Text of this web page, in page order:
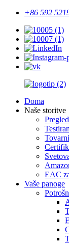
+86 592
Doma
Naše storitve
Pregled
EAC
Vaše panoge